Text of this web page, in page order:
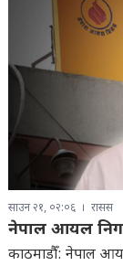
साउन २१, ०२:०६ रासस
नेपाल आयल
काठमाडौँ: नेपाल